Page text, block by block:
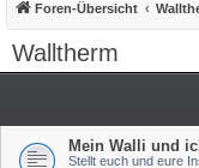
Foren-Übersicht
Walltherm
Mein Walli und
Stellt euch und eure